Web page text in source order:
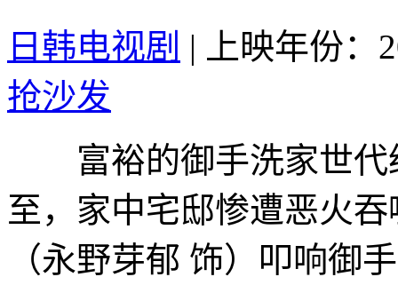
日韩电视剧 |
上映年份：
抢沙发
富裕的御手洗家世代
至，家中宅邸惨遭恶火
（永野芽郁 饰）叩响御